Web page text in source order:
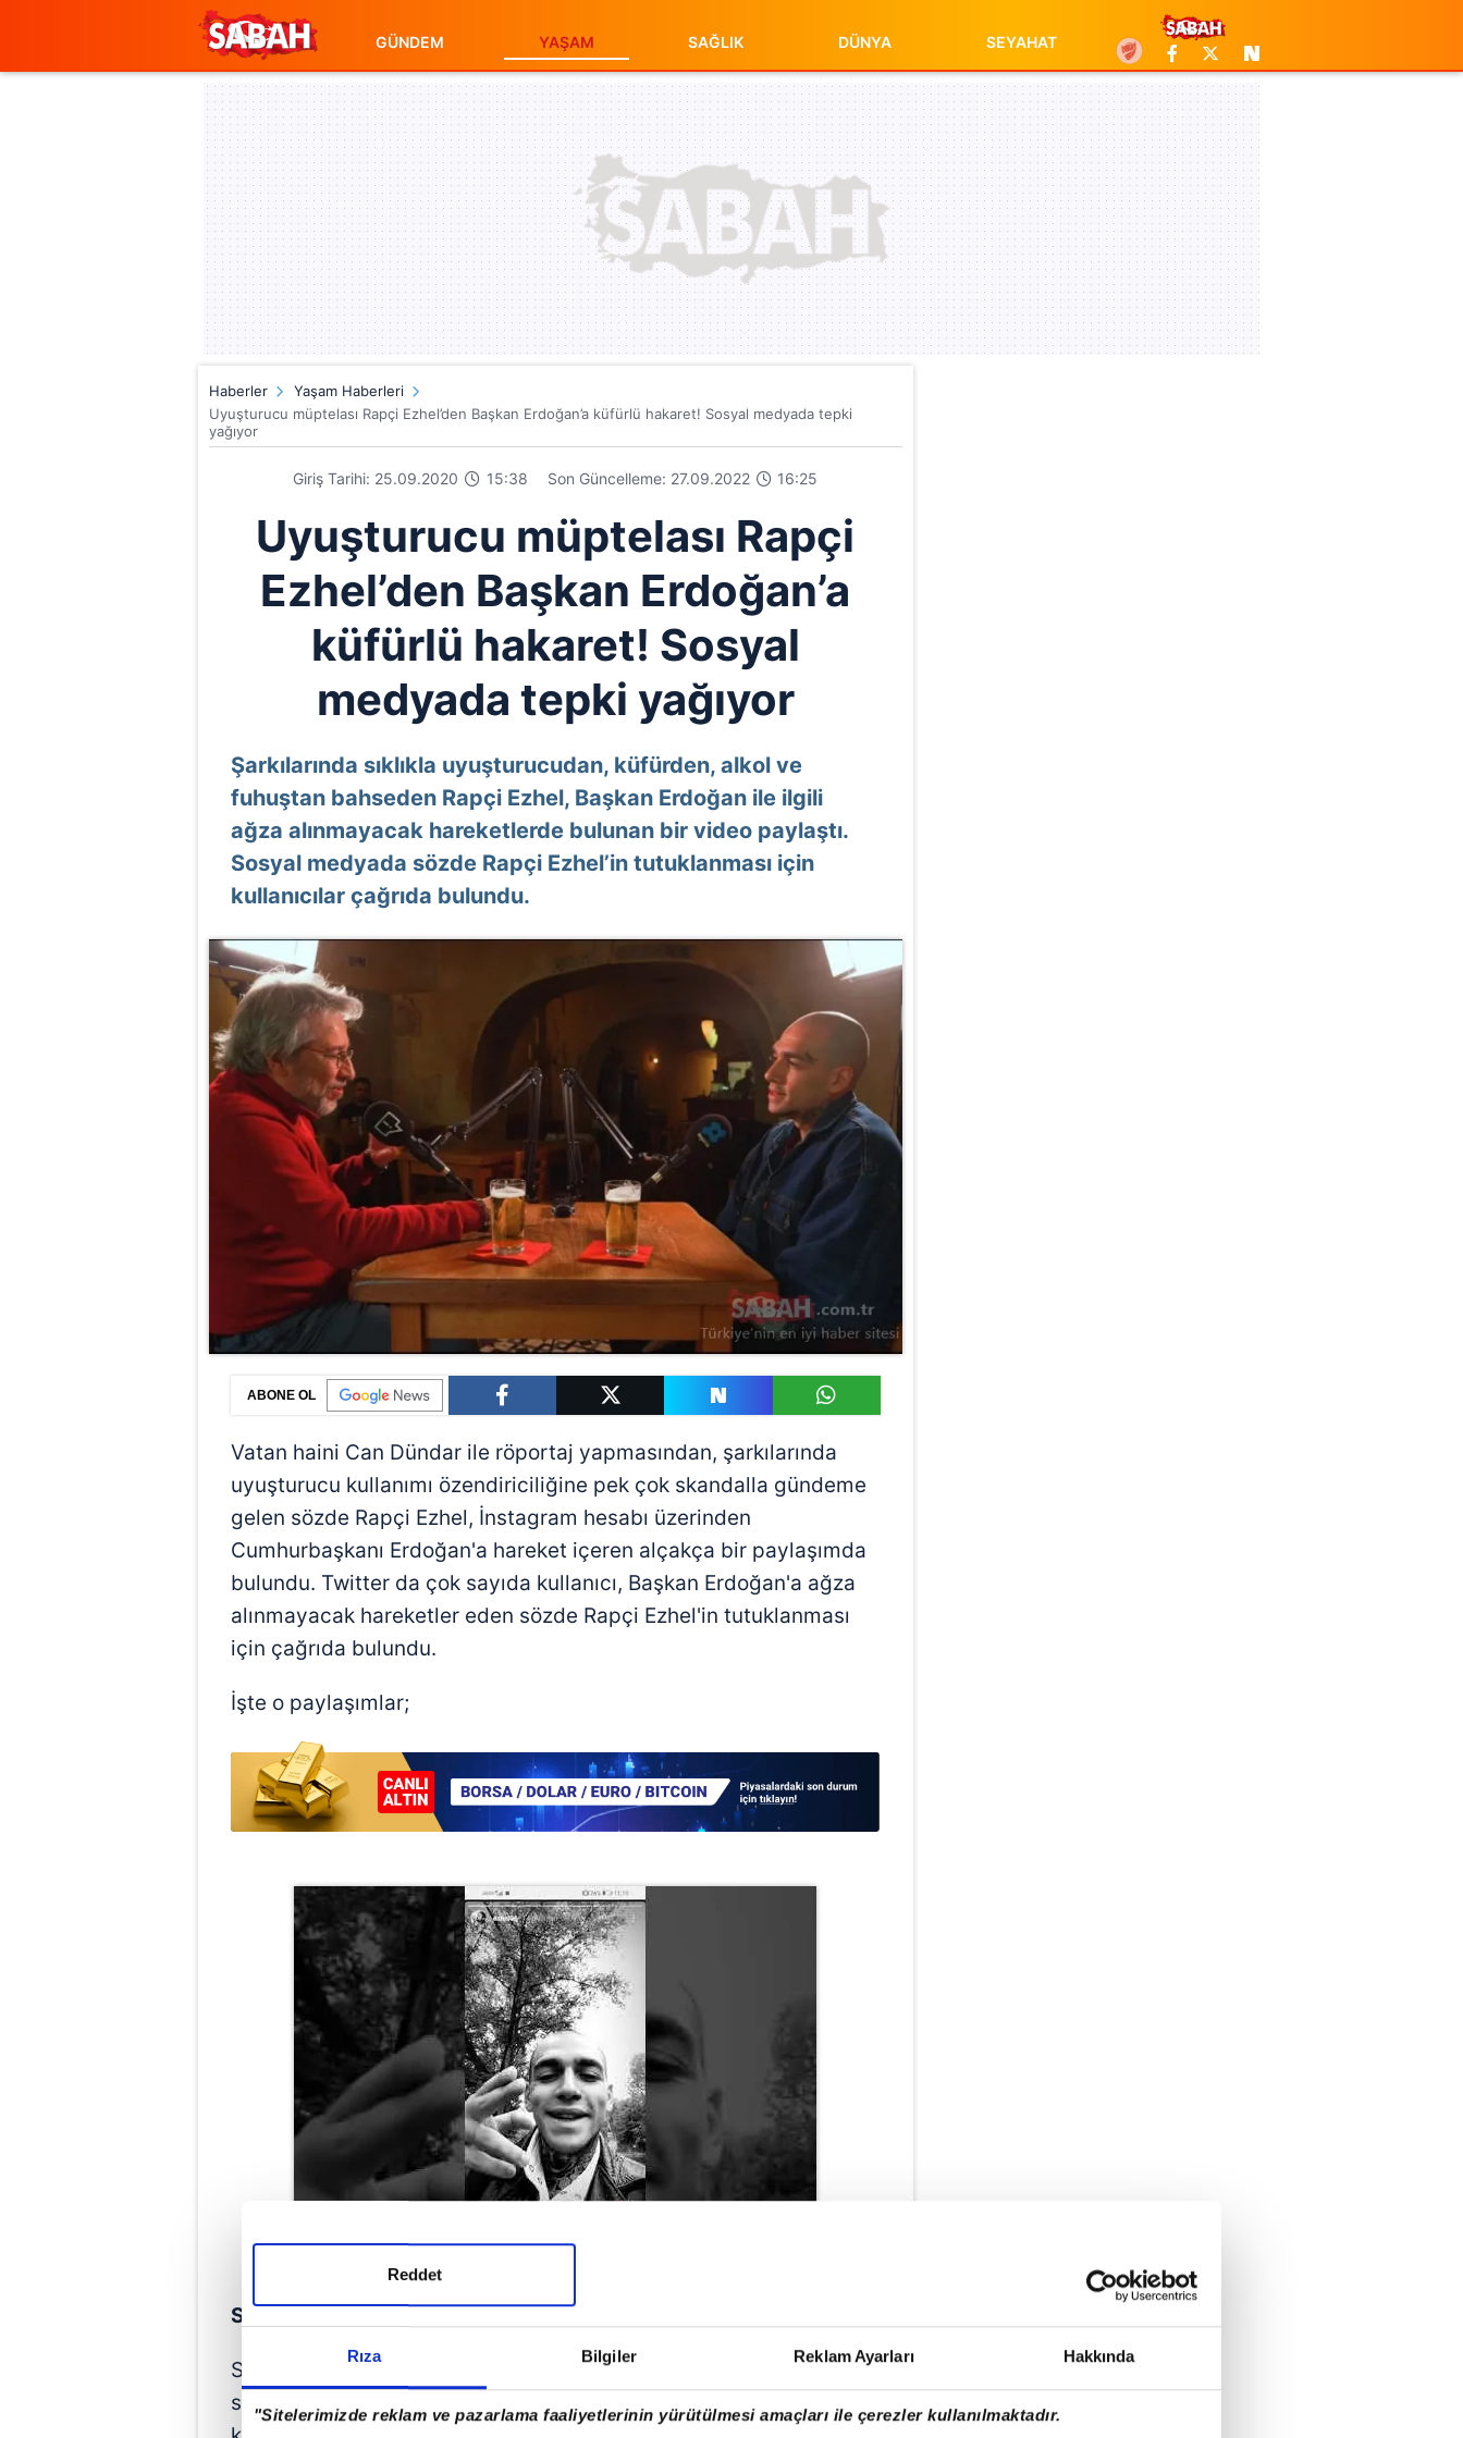
Rıza Bilgiler Reklam Ayarları Hakkında
"Sitelerimizde reklam ve pazarlama faaliyetlerinin yürütülmesi amaçları ile çerezler kullanılmaktadır.
Reddet
GÜNDEM YAŞAM SAĞLIK DÜNYA SEYAHAT
Haberler
Yaşam Haberleri
Uyuşturucu müptelası Rapçi Ezhel’den Başkan Erdoğan’a küfürlü hakaret! Sosyal medyada tepki
yağıyor
Giriş Tarihi: 25.09.2020 15:38 Son Güncelleme: 27.09.2022 16:25
Uyuşturucu müptelası Rapçi
Ezhel’den Başkan Erdoğan’a
küfürlü hakaret! Sosyal
medyada tepki yağıyor
Şarkılarında sıklıkla uyuşturucudan, küfürden, alkol ve
fuhuştan bahseden Rapçi Ezhel, Başkan Erdoğan ile ilgili
ağza alınmayacak hareketlerde bulunan bir video paylaştı.
Sosyal medyada sözde Rapçi Ezhel’in tutuklanması için
kullanıcılar çağrıda bulundu.
ABONE OL
Vatan haini Can Dündar ile röportaj yapmasından, şarkılarında
uyuşturucu kullanımı özendiriciliğine pek çok skandalla gündeme
gelen sözde Rapçi Ezhel, İnstagram hesabı üzerinden
Cumhurbaşkanı Erdoğan'a hareket içeren alçakça bir paylaşımda
bulundu. Twitter da çok sayıda kullanıcı, Başkan Erdoğan'a ağza
alınmayacak hareketler eden sözde Rapçi Ezhel'in tutuklanması
için çağrıda bulundu.
İşte o paylaşımlar;
SOSYAL MEDYADAN TEPKİ YAĞIYOR! 'TUTUKLANSIN'
Sürekli küfür, fuhuş, alkol ve uyuşturucu içerikli şarkılar yapan ve
son olarak Başkan Erdoğan hakkında ağza alınmayacak ifadeler